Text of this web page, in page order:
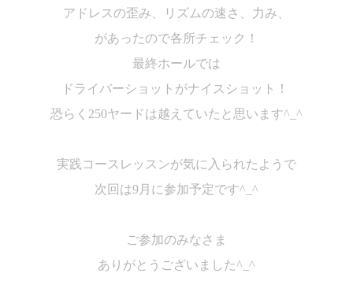
アドレスの歪み、リズムの速さ、力み、
があったので各所チェック！
最終ホールでは
ドライバーショットがナイスショット！
恐らく 250ヤードは越えていたと思います^_^
実践コースレッスンが気に入られたようで
次回は9月に参加予定です^_^
ご参加のみなさま
ありがとうございました^_^